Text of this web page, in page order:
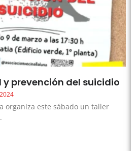
prevención del suicidio
organiza este sábado un taller